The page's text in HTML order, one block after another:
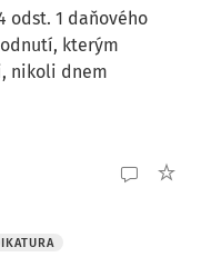
odst. 1 daňového
kterým
nikoli dnem